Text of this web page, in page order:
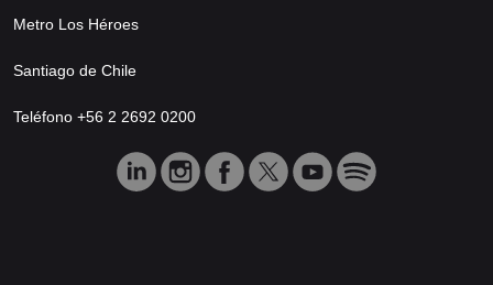
Metro Los Héroes
Santiago de Chile
Teléfono +56 2 2692 0200